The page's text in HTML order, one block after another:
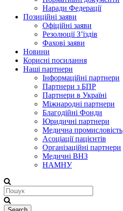
Наради Федерації
Позиційні заяви
Офіційні заяви
Резолюції З’їздів
Фахові заяви
Новини
Корисні посилання
Наші партнери
Інформаційні партнери
Партнери з БПР
Партнери в Україні
Міжнародні партнери
Благодійні Фонди
Юридичні партнери
Медична промисловість
Асоціації пацієнтів
Організаційні партнери
Медичні ВНЗ
НАМНУ